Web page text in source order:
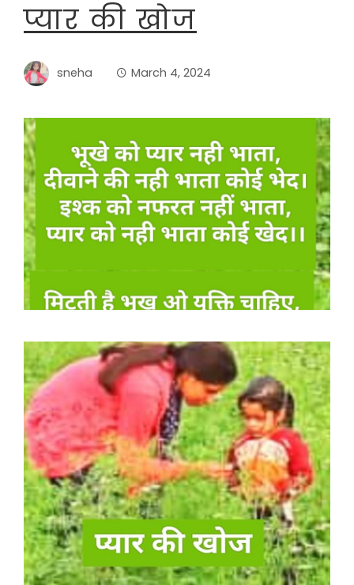
प्यार की खोज
sneha March 4, 2024